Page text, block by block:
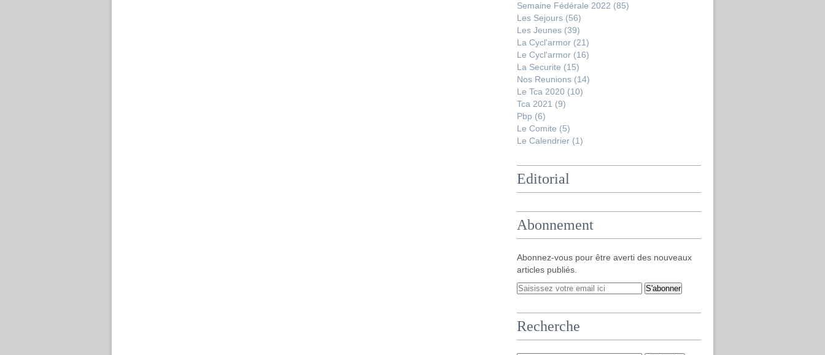
Semaine Fédérale 2022 (85)
Les Sejours (56)
Les Jeunes (39)
La Cycl'armor (21)
Le Cycl'armor (16)
La Securite (15)
Nos Reunions (14)
Le Tca 2020 (10)
Tca 2021 (9)
Pbp (6)
Le Comite (5)
Le Calendrier (1)
Editorial
Abonnement
Abonnez-vous pour être averti des nouveaux
articles publiés.
Recherche